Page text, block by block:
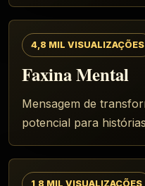
4,8 MIL VISUALIZAÇÕES
Faxina Mental
Mensagem de
potencial para
1,8 MIL VISUALIZAÇÕES